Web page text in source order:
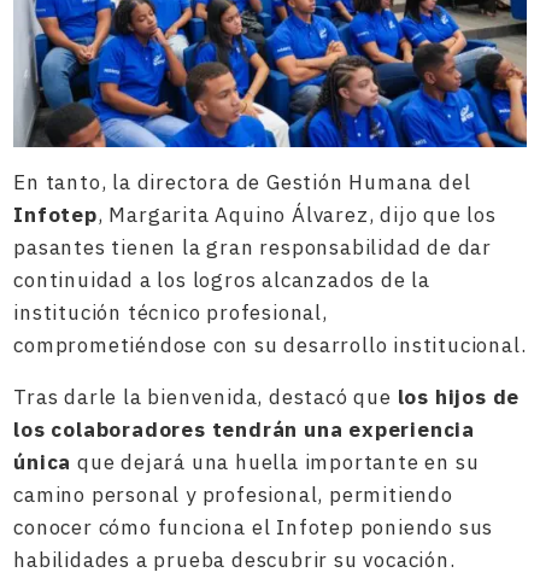
En tanto, la directora de Gestión Humana del
Infotep, Margarita Aquino Álvarez, dijo que los
pasantes tienen la gran responsabilidad de dar
continuidad a los logros alcanzados de la
institución técnico profesional,
comprometiéndose con su desarrollo institucional.
Tras darle la bienvenida, destacó que los hijos de
los colaboradores tendrán una experiencia
única que dejará una huella importante en su
camino personal y profesional, permitiendo
conocer cómo funciona el Infotep poniendo sus
habilidades a prueba descubrir su vocación.